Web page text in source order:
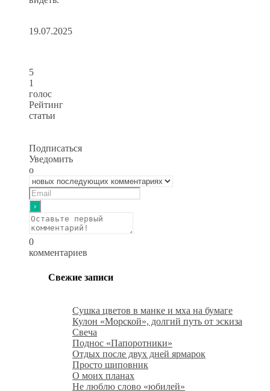
19.07.2025
5
1
голос
Рейтинг
статьи
Подписаться
Уведомить
о
0
комментариев
Свежие записи
Сушка цветов в манке и мха на бумаге
Кулон «Морской», долгий путь от эскиза
Свеча
Поднос «Папоротники»
Отдых после двух дней ярмарок
Просто шиповник
О моих планах
Не люблю слово «юбилей»